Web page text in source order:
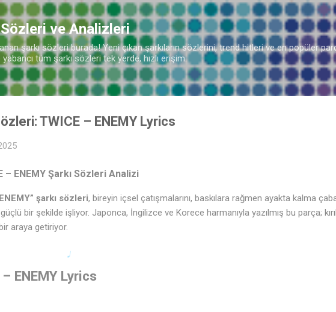
Ana içeriğe atla
Sözleri ve Analizleri
şarkı sözleri burada! Yeni çıkan şarkıların sözlerini, trend hitleri ve en popüler
tüm şarkı sözleri tek yerde, hızlı erişim.
TWICE – ENEMY Lyrics
– ENEMY Şarkı Sözleri Analizi
şarkı sözleri, bireyin içsel çatışmalarını, baskılara rağmen ayakta kalma
güçlü bir şekilde işliyor. Japonca, İngilizce ve Korece harmanıyla yazılmış bu parça;
araya getiriyor.
ENEMY Lyrics